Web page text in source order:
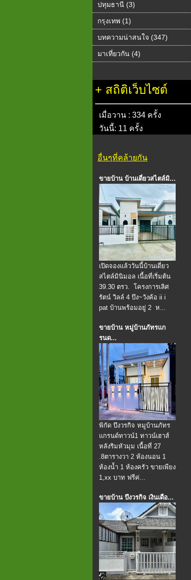
ปทุมธานี (3)
กรุงเทพ (1)
บทความน่าสนใจ (347)
มาเที่ยวกัน (4)
+ สถิติเว็บไซต์
เมื่อวาน : 334 ครั้ง
วันนี้: 11 ครั้ง
อื่นๆที่คล้ายกัน
ขายบ้าน บ้านเดี่ยวสไตล์มิ...
เปิดจองแล้ววันนี้บ้านเดี่ยว
สไตล์มินิมอล เนื้อที่เริ่มต้น
39.30 ตรว. ️ โครงการเลิศ
รัตน์ วิลล์ 4 บึง~วังค้อ ii i
pat บ้านพร้อมอยู่ 2 ️ ห...
ขายบ้าน หมู่บ้านภัทรแก
รนด...
พิกัด บึงวรกิจ หมูบ้านภัทร
แกรนด์ทาวน์1 ทาวน์เฮาส์
หลังริมหัวมุม เนื้อที่ 27
.8ตารางวา 2 ห้องนอน 1
ห้องน้ำ 1 ห้องครัว ขายเพียง
1,xx บาท ฟรีค่...
ขายบ้าน บึงวรกิจ เงินเดือ...